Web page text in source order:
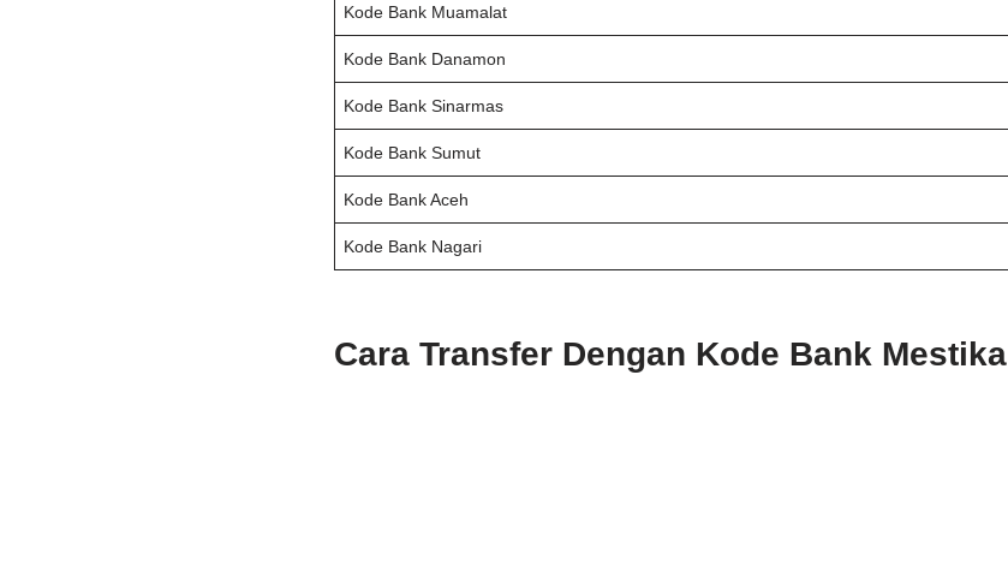
Kode Bank Muamalat
Kode Bank Danamon
Kode Bank Sinarmas
Kode Bank Sumut
Kode Bank Aceh
Kode Bank Nagari
Cara Transfer Dengan Kode Bank Mestika